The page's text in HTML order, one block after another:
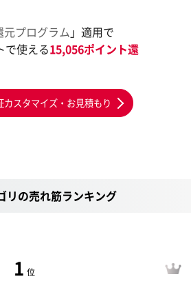
元プログラム 」適用で
で使える15,056ポイント還
カスタマイズ・お見積もり
リの売れ筋ランキング
1 位